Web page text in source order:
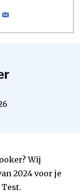
Wij
2024 voor je